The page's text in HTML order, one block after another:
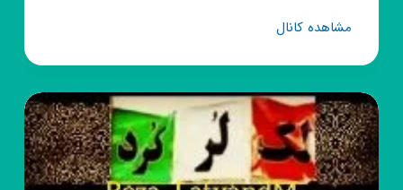
مشاهده کانالکانال
🌈
Sweet
life